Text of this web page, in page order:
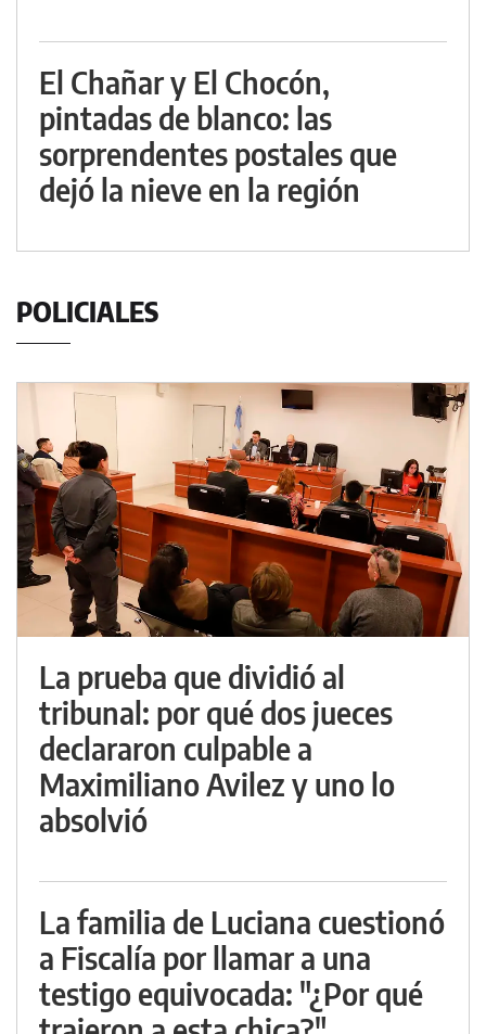
El Chañar y El Chocón,
pintadas de blanco: las
sorprendentes postales que
dejó la nieve en la región
POLICIALES
La prueba que dividió al
tribunal: por qué dos jueces
declararon culpable a
Maximiliano Avilez y uno lo
absolvió
La familia de Luciana cuestionó
a Fiscalía por llamar a una
testigo equivocada: "¿Por qué